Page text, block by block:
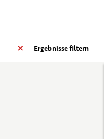
Ergebnisse filtern